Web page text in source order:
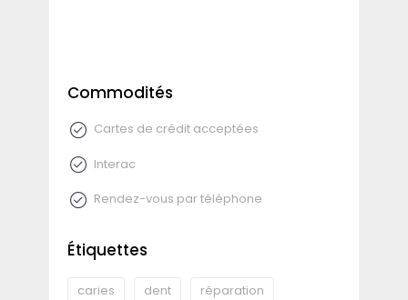
Commodités
Cartes de crédit acceptées
Interac
Rendez-vous par téléphone
Étiquettes
caries dent réparation